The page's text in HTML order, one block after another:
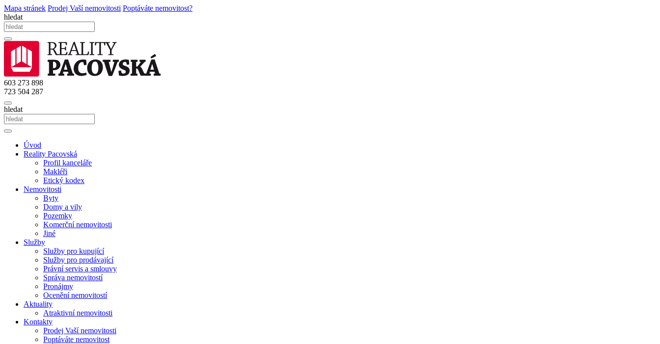
Mapa stránek Prodej Vaší nemovitosti Poptáváte nemovitost?
hledat
603 273 898
723 504 287
hledat
Úvod
Reality Pacovská
Profil kanceláře
Makléři
Etický kodex
Nemovitosti
Byty
Domy a vily
Pozemky
Komerční nemovitosti
Jiné
Služby
Služby pro kupující
Služby pro prodávající
Právní servis a smlouvy
Správa nemovitostí
Pronájmy
Ocenění nemovitostí
Aktuality
Atraktivní nemovitosti
Kontakty
Prodej Vaší nemovitosti
Poptáváte nemovitost